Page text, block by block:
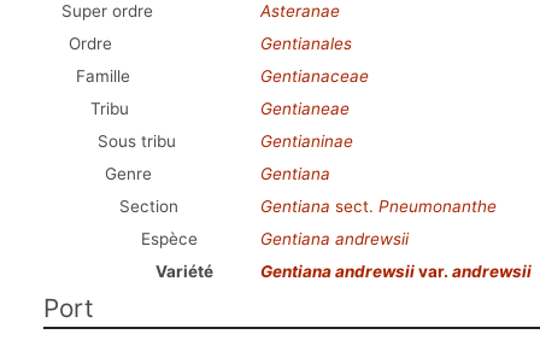
Super ordre
Asteranae
Ordre
Gentianales
Famille
Gentianaceae
Tribu
Gentianeae
Sous tribu
Gentianinae
Genre
Gentiana
Section
Gentiana sect. Pneumonanthe
Espèce
Gentiana andrewsii
Variété
Gentiana andrewsiivar. andrewsii
Port